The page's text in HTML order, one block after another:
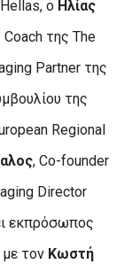
ο Ηλίας
της The
Partner της
της
Regional
, Co-founder
Director
εκπρόσωπος
με τον Κωστή